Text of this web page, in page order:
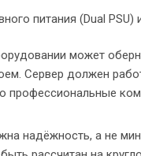
питания (Dual PSU)
может
Сервер должен
профессиональные
надёжность, а не